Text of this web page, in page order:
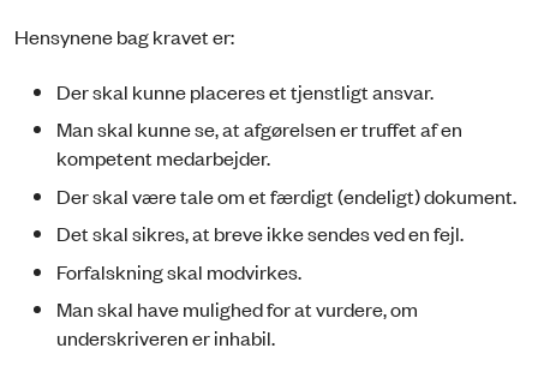
Hensynene bag kravet er:
Der skal kunne placeres et tjenstligt ansvar.
Man skal kunne se, at afgørelsen er truffet af en
kompetent medarbejder.
Der skal være tale om et færdigt (endeligt) dokument.
Det skal sikres, at breve ikke sendes ved en fejl.
Forfalskning skal modvirkes.
Man skal have mulighed for at vurdere, om
underskriveren er inhabil.